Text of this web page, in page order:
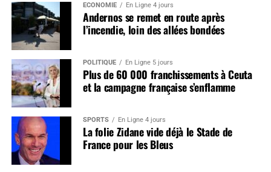
ÉCONOMIE En Ligne 4 jours
Andernos se remet en route après
l’incendie, loin des allées bondées
POLITIQUE En Ligne 5 jours
Plus de 60 000 franchissements à Ceuta
et la campagne française s’enflamme
SPORTS En Ligne 4 jours
La folie Zidane vide déjà le Stade de
France pour les Bleus